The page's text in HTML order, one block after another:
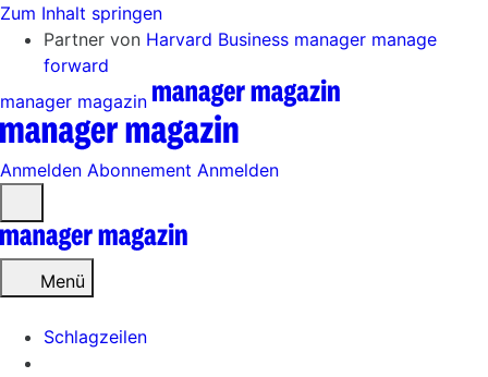
Zum Inhalt springen
Partner von Harvard Business manager manage
forward
manager magazin
Anmelden Abonnement Anmelden
öffnen
Menü
Schlagzeilen